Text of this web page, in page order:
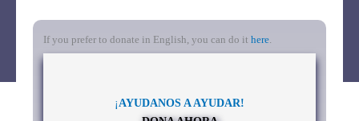
If you prefer to donate in English, you can do it here.
¡ AYUDANOS A AYUDAR!